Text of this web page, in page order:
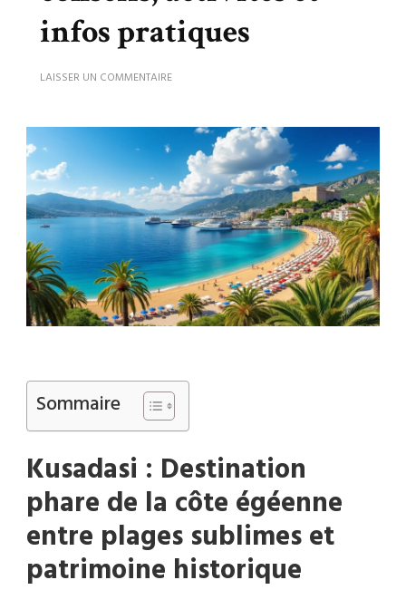
infos pratiques
LAISSER UN COMMENTAIRESUR
:
CONSEILS,
ACTIVITÉS
ET
INFOS
PRATIQUES
Sommaire
Kusadasi : Destination
phare de la côte égéenne
entre plages sublimes et
patrimoine historique